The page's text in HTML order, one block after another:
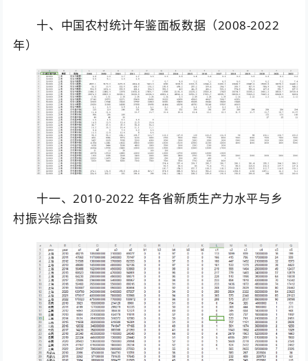
十、中国农村统计年鉴面板数据（2008-2022
年）
十一、2010-2022 年各省新质生产力水平与乡
村振兴综合指数